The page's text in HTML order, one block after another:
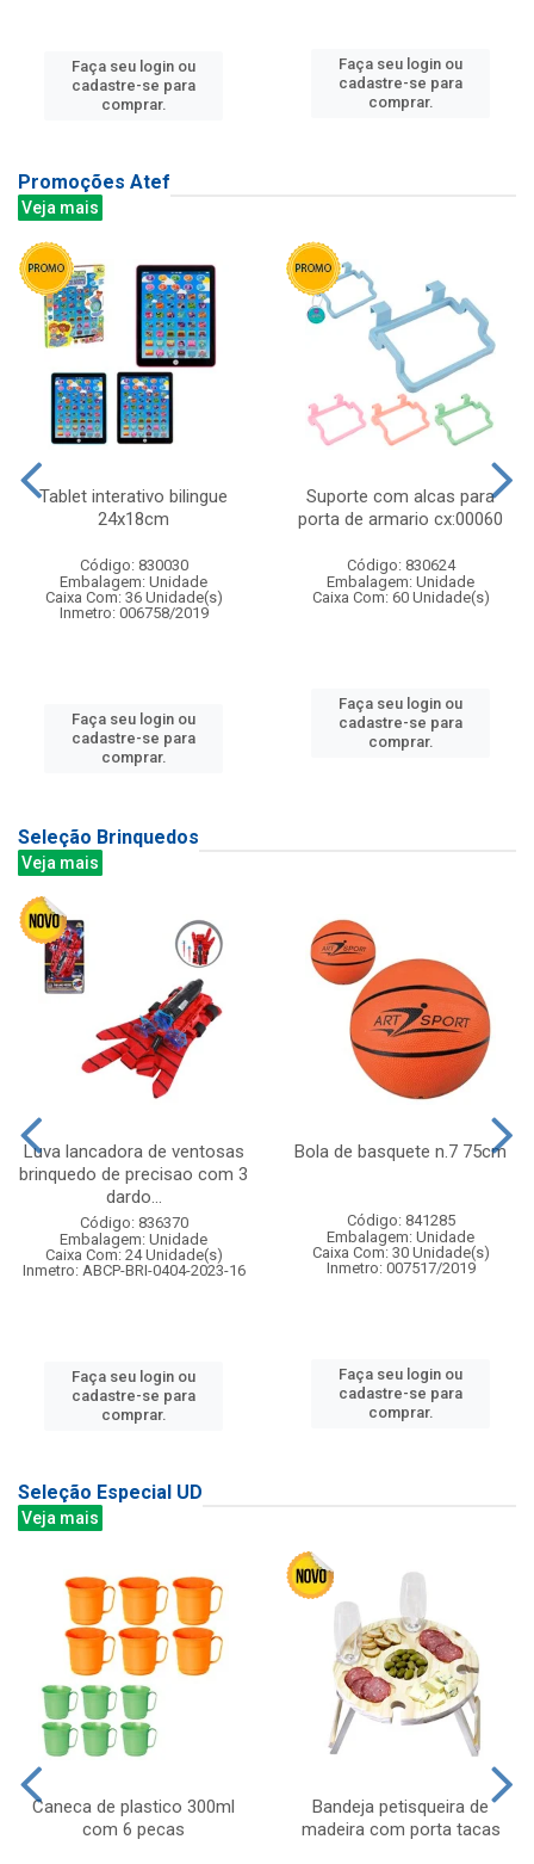
Faça seu login ou
cadastre-se para
comprar.
Faça seu login ou
cadastre-se para
comprar.
Promoções Atef
Veja mais
Tablet interativo bilingue
24x18cm
Código: 830030
Embalagem: Unidade
Caixa Com: 36 Unidade(s)
Inmetro: 006758/2019
Faça seu login ou
cadastre-se para
comprar.
Suporte com alcas para
porta de armario cx:00060
Código: 830624
Embalagem: Unidade
Caixa Com: 60 Unidade(s)
Faça seu login ou
cadastre-se para
comprar.
Seleção Brinquedos
Veja mais
Luva lancadora de ventosas
brinquedo de precisao com 3
dardo...
Código: 836370
Embalagem: Unidade
Caixa Com: 24 Unidade(s)
Inmetro: ABCP-BRI-0404-2023-16
Faça seu login ou
cadastre-se para
comprar.
Bola de basquete n.7 75cm
Código: 841285
Embalagem: Unidade
Caixa Com: 30 Unidade(s)
Inmetro: 007517/2019
Faça seu login ou
cadastre-se para
comprar.
Seleção Especial UD
Veja mais
Caneca de plastico 300ml
com 6 pecas
Bandeja petisqueira de
madeira com porta tacas